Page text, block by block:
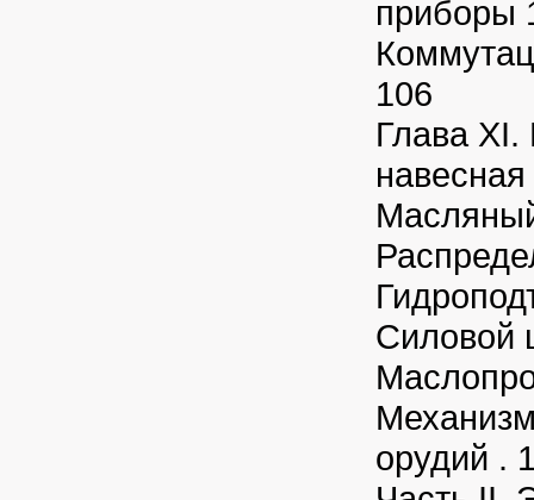
приборы
106
Глава XI.
Силовой
орудий .